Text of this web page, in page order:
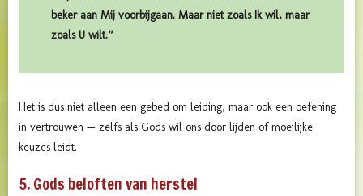
beker aan Mij voorbijgaan. Maar niet zoals Ik wil, maar
zoals U wilt.”
Het is dus niet alleen een gebed om leiding, maar ook een oefening
in vertrouwen — zelfs als Gods wil ons door lijden of moeilijke
keuzes leidt.
5. Gods beloften van herstel